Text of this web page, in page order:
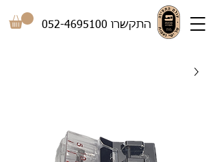
התקשרו 052-4695100